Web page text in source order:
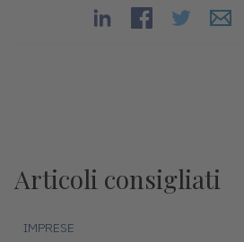
Articoli consigliati
IMPRESE